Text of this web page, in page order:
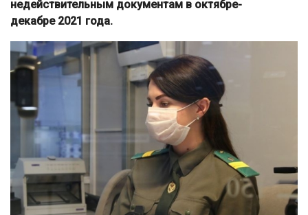
недействительным документам в октябре-
декабре 2021 года.